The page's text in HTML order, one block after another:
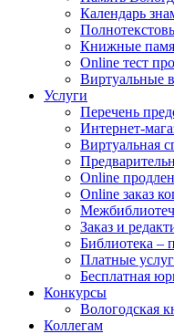
Календарь
Книжные
Online тест
Виртуальные
Услуги
Перечень
Интернет-
Виртуальная
Online
Online заказ
Заказ и
Библиотека –
Платные
Бесплатная
Конкурсы
Вологодская
Коллегам